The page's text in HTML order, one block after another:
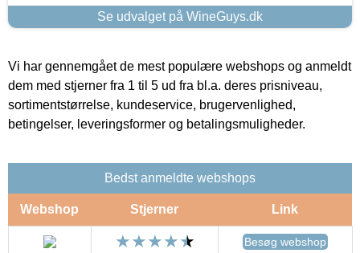
Se udvalget på WineGuys.dk
Vi har gennemgået de mest populære webshops og anmeldt
dem med stjerner fra 1 til 5 ud fra bl.a. deres prisniveau,
sortimentstørrelse, kundeservice, brugervenlighed,
betingelser, leveringsformer og betalingsmuligheder.
Bedst anmeldte webshops
Webshop Stjerner Link
Besøg webshop